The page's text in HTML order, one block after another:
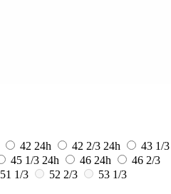
42 24h 42 2/3 24h
43 1/3
45 1/3 24h 46 24h
46 2/3
51 1/3 52 2/3
53 1/3